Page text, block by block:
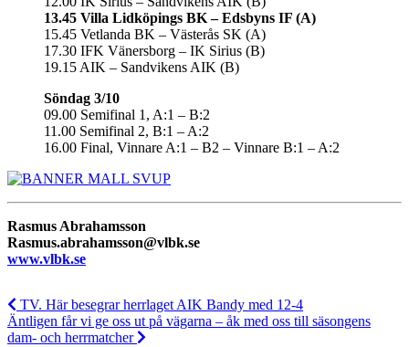
13.45 Villa Lidköpings BK – Edsbyns IF (A)
15.45 Vetlanda BK – Västerås SK (A)
17.30 IFK Vänersborg – IK Sirius (B)
19.15 AIK – Sandvikens AIK (B)
Söndag 3/10
09.00 Semifinal 1, A:1 – B:2
11.00 Semifinal 2, B:1 – A:2
16.00 Final, Vinnare A:1 – B2 – Vinnare B:1 – A:2
Rasmus Abrahamsson
Rasmus.abrahamsson@vlbk.se
www.vlbk.se
TV. Här besegrar herrlaget AIK Bandy med 12-4
Äntligen får vi ge oss ut på vägarna – åk med oss till säsongens
dam- och herrmatcher